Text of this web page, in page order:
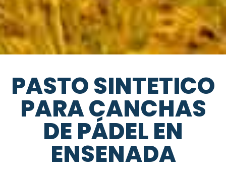
PASTO SINTETICO
PARA CANCHAS
DE PÁDEL EN
ENSENADA